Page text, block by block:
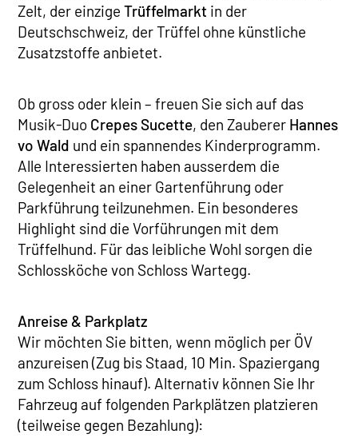
Zelt, der einzigeTrüffelmarkt in der
Deutschschweiz, der Trüffel ohne künstliche
Zusatzstoffe anbietet.
Ob gross oder klein – freuen Sie sich auf das
Musik-Duo Crepes Sucette, den Zauberer Hannes
vo Wald und ein spannendes Kinderprogramm.
Alle Interessierten haben ausserdem die
Gelegenheit an einer Gartenführung oder
Parkführung teilzunehmen. Ein besonderes
Highlight sind die Vorführungen mit dem
Trüffelhund. Für das leibliche Wohl sorgen die
Schlossköche von Schloss Wartegg.
Anreise & Parkplatz
Wir möchten Sie bitten, wenn möglich per ÖV
anzureisen (Zug bis Staad, 10 Min. Spaziergang
zum Schloss hinauf). Alternativ können Sie Ihr
Fahrzeug auf folgenden Parkplätzen platzieren
(teilweise gegen Bezahlung):